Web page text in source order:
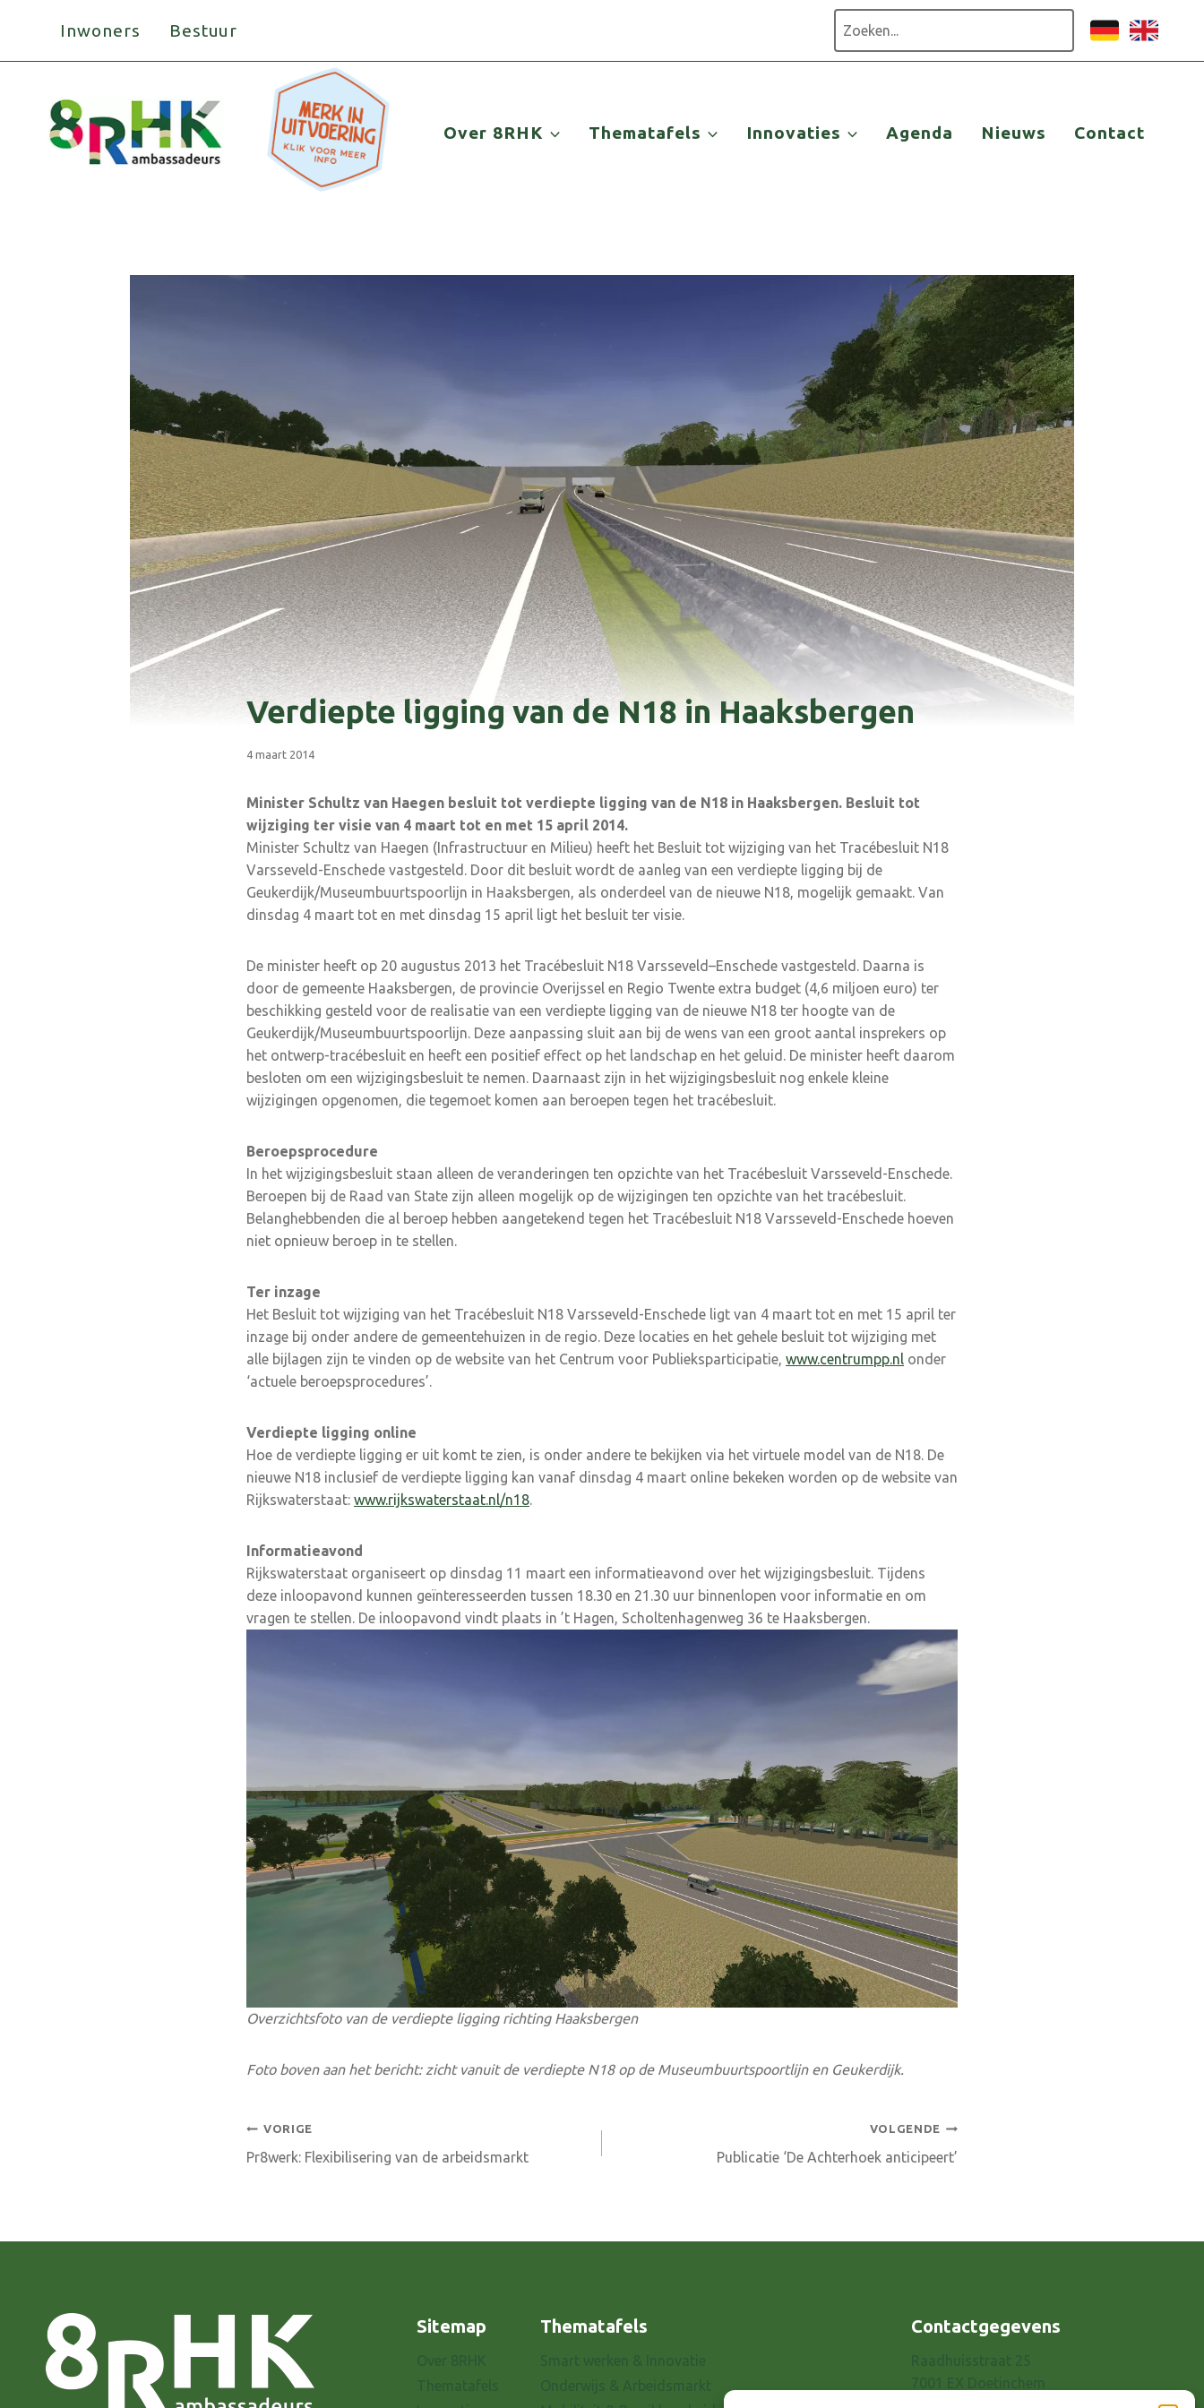
Inwoners Bestuur
Over 8RHK Thematafels Innovaties Agenda Nieuws Contact
Verdiepte ligging van de N18 in Haaksbergen
4 maart 2014
Minister Schultz van Haegen besluit tot verdiepte ligging van de N18 in Haaksbergen. Besluit tot
wijziging ter visie van 4 maart tot en met 15 april 2014.
Minister Schultz van Haegen (Infrastructuur en Milieu) heeft het Besluit tot wijziging van het Tracébesluit N18
Varsseveld-Enschede vastgesteld. Door dit besluit wordt de aanleg van een verdiepte ligging bij de
Geukerdijk/Museumbuurtspoorlijn in Haaksbergen, als onderdeel van de nieuwe N18, mogelijk gemaakt. Van
dinsdag 4 maart tot en met dinsdag 15 april ligt het besluit ter visie.
De minister heeft op 20 augustus 2013 het Tracébesluit N18 Varsseveld–Enschede vastgesteld. Daarna is
door de gemeente Haaksbergen, de provincie Overijssel en Regio Twente extra budget (4,6 miljoen euro) ter
beschikking gesteld voor de realisatie van een verdiepte ligging van de nieuwe N18 ter hoogte van de
Geukerdijk/Museumbuurtspoorlijn. Deze aanpassing sluit aan bij de wens van een groot aantal insprekers op
het ontwerp-tracébesluit en heeft een positief effect op het landschap en het geluid. De minister heeft daarom
besloten om een wijzigingsbesluit te nemen. Daarnaast zijn in het wijzigingsbesluit nog enkele kleine
wijzigingen opgenomen, die tegemoet komen aan beroepen tegen het tracébesluit.
Beroepsprocedure
In het wijzigingsbesluit staan alleen de veranderingen ten opzichte van het Tracébesluit Varsseveld-Enschede.
Beroepen bij de Raad van State zijn alleen mogelijk op de wijzigingen ten opzichte van het tracébesluit.
Belanghebbenden die al beroep hebben aangetekend tegen het Tracébesluit N18 Varsseveld-Enschede hoeven
niet opnieuw beroep in te stellen.
Ter inzage
Het Besluit tot wijziging van het Tracébesluit N18 Varsseveld-Enschede ligt van 4 maart tot en met 15 april ter
inzage bij onder andere de gemeentehuizen in de regio. Deze locaties en het gehele besluit tot wijziging met
alle bijlagen zijn te vinden op de website van het Centrum voor Publieksparticipatie, www.centrumpp.nl onder
‘actuele beroepsprocedures’.
Verdiepte ligging online
Hoe de verdiepte ligging er uit komt te zien, is onder andere te bekijken via het virtuele model van de N18. De
nieuwe N18 inclusief de verdiepte ligging kan vanaf dinsdag 4 maart online bekeken worden op de website van
Rijkswaterstaat: www.rijkswaterstaat.nl/n18.
Informatieavond
Rijkswaterstaat organiseert op dinsdag 11 maart een informatieavond over het wijzigingsbesluit. Tijdens
deze inloopavond kunnen geïnteresseerden tussen 18.30 en 21.30 uur binnenlopen voor informatie en om
vragen te stellen. De inloopavond vindt plaats in ’t Hagen, Scholtenhagenweg 36 te Haaksbergen.
Overzichtsfoto van de verdiepte ligging richting Haaksbergen
Foto boven aan het bericht: zicht vanuit de verdiepte N18 op de Museumbuurtspoortlijn en Geukerdijk.
Bericht
navigatie
VORIGE
Pr8werk: Flexibilisering van de arbeidsmarkt
VOLGENDE
Publicatie ‘De Achterhoek anticipeert’
Sitemap Thematafels Contactgegevens